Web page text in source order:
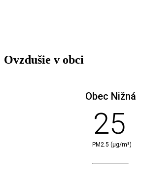
Ovzdušie v obci